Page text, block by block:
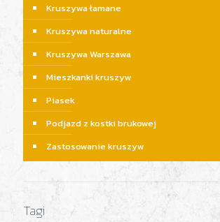
Kruszywa łamane
Kruszywa naturalne
Kruszywa Warszawa
Mieszkanki kruszyw
Piasek
Podjazd z kostki brukowej
Zastosowanie kruszyw
Tagi